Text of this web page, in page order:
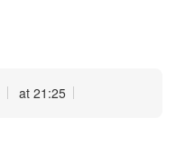
at 21:25